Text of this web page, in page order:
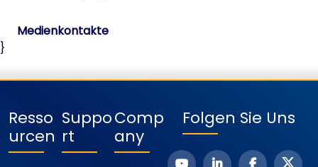
Medienkontakte
}
Resso
Urcen
Suppo
Rt
Comp
Any
Folgen Sie Uns